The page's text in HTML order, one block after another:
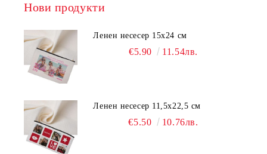
Нови продукти
Ленен несесер 15х24 см
€5.90 11.54лв.
Ленен несесер 11,5х22,5 см
€5.50 10.76лв.